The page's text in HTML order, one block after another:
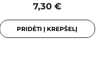
7,30 €
PRIDĖTI Į KREPŠELĮ